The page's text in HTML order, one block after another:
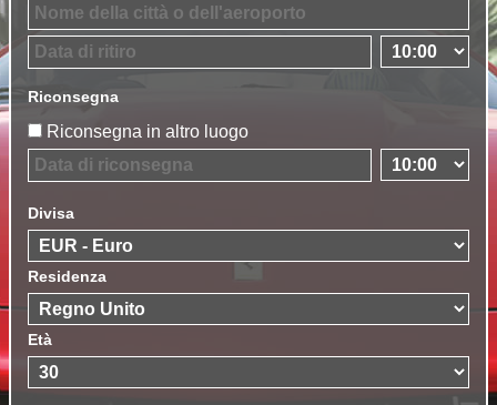
Riconsegna
Riconsegna in altro luogo
Divisa
Residenza
Età